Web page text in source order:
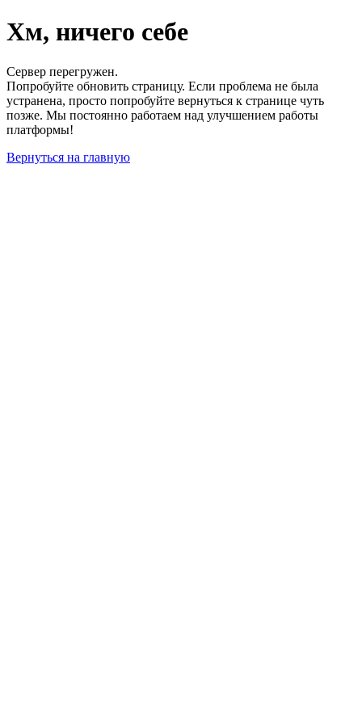
Хм, ничего себе
Сервер перегружен.
Попробуйте обновить страницу. Если проблема не была
устранена, просто попробуйте вернуться к странице чуть
позже. Мы постоянно работаем над улучшением работы
платформы!
Вернуться на главную